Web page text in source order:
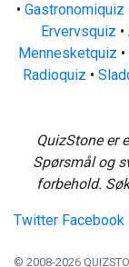
• Gastronomiquiz
Ervervsquiz •
Mennesketquiz •
Radioquiz •
QuizStone er
Spørsmål og
forbehold.
Twitter Facebook
© 2008-2026